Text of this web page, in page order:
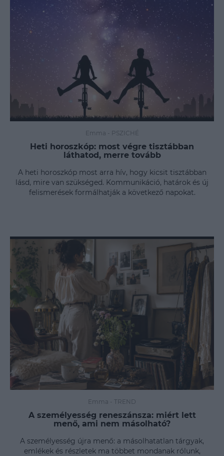
Emma - PSZICHÉ
Heti horoszkóp: most végre tisztábban
láthatod, merre tovább
A heti horoszkóp most arra hív, hogy kicsit tisztábban
lásd, mire van szükséged. Kommunikáció, határok és új
felismerések formálhatják a következő napokat.
Emma - TREND
A személyesség reneszánsza: miért lett
menő, ami nem másolható?
A személyesség újra menő: a másolhatatlan tárgyak,
emlékek és részletek ma többet mondanak rólunk,